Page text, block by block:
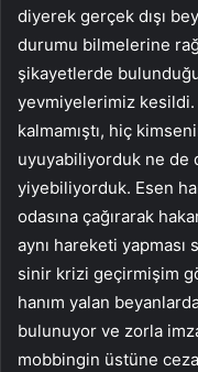
diyerek gerçek dışı
durumu bilmelerine
şikayetlerde
yevmiyelerimiz
kalmamıştı, hiç
uyuyabiliyorduk ne de
yiyebiliyorduk. Esen
odasına çağırarak
aynı hareketi yapması
sinir krizi geçirmişim
hanım yalan
bulunuyor ve zorla
mobbingin üstüne